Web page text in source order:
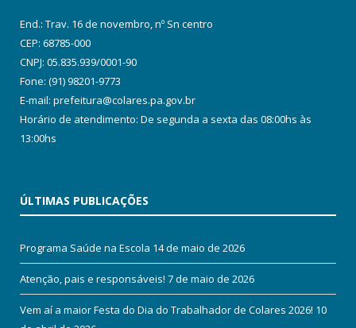
End.: Trav. 16 de novembro, nº Sn centro
CEP: 68785-000
CNPJ: 05.835.939/0001-90
Fone: (91) 98201-9773
E-mail: prefeitura@colares.pa.gov.br
Horário de atendimento: De segunda a sexta das 08:00hs às
13:00hs
ÚLTIMAS PUBLICAÇÕES
Programa Saúde na Escola 14 de maio de 2026
Atenção, pais e responsáveis! 7 de maio de 2026
Vem aí a maior Festa do Dia do Trabalhador de Colares 2026! 10